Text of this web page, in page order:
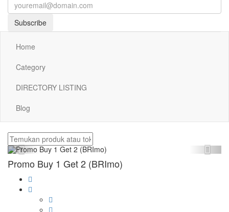
Subscribe
Home
Category
DIRECTORY LISTING
Blog
Previous Next
Promo Buy 1 Get 2 (BRImo)